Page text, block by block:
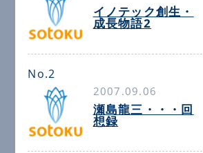
イノテック創生・
成長物語2
No.2
2007.09.06
瀬島龍三・・・回
想録